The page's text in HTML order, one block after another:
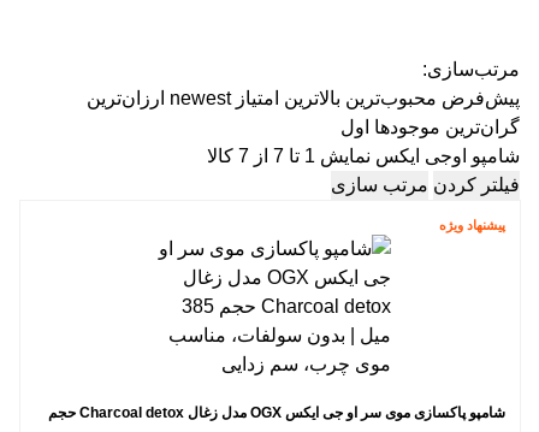
مرتب‌سازی:
پیش‌فرض محبوب‌ترین بالاترین امتیاز newest ارزان‌ترین
گران‌ترین موجودها اول
شامپو اوجی ایکس نمایش 1 تا 7 از 7 کالا
فیلتر کردن مرتب سازی
پیشنهاد ویژه
شامپو پاکسازی موی سر او جی ایکس OGX مدل زغال Charcoal detox حجم